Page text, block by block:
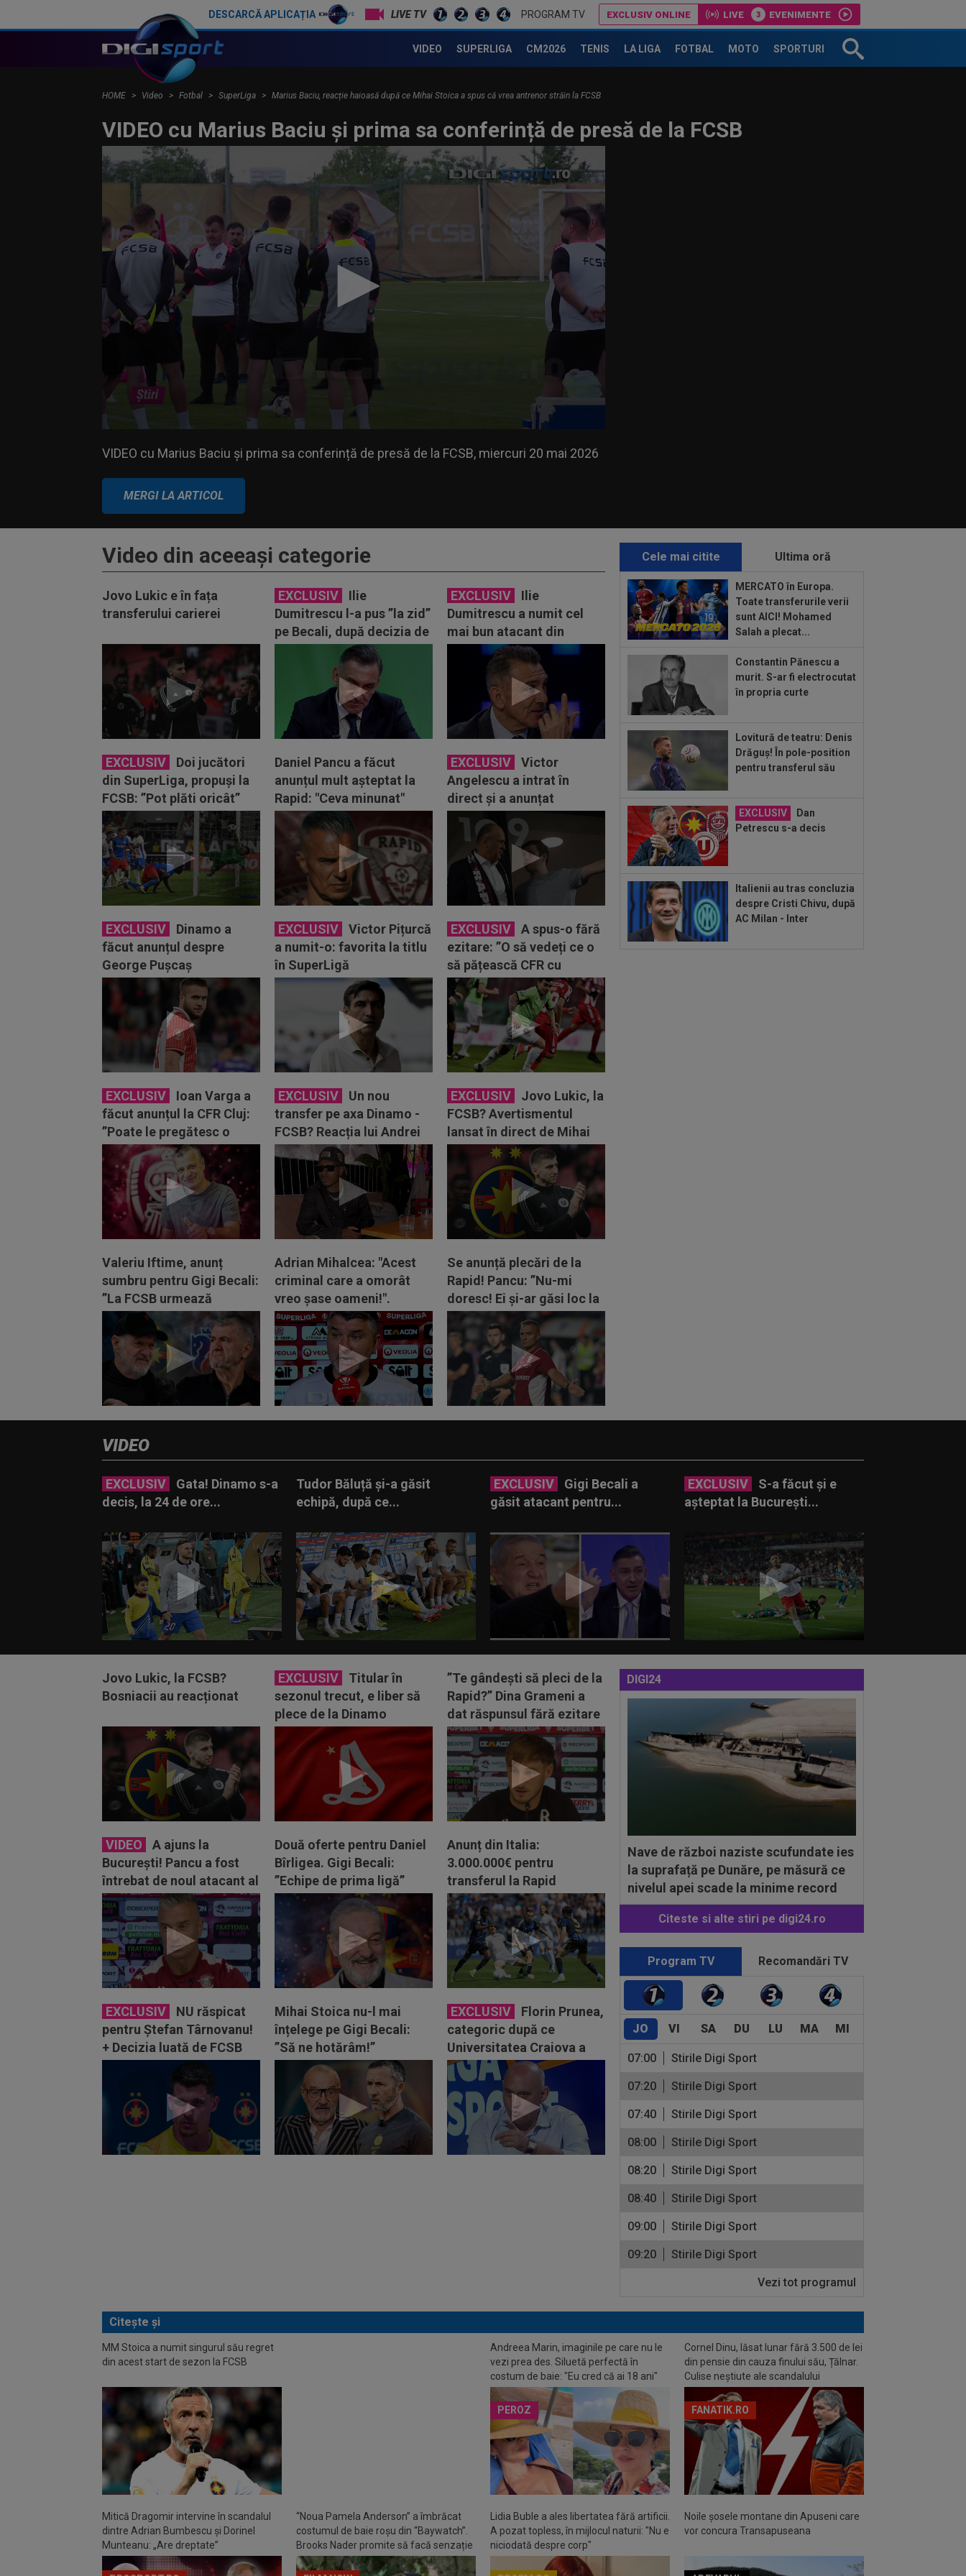
DESCARCĂ APLICAȚIA LIVE TV PROGRAM TV EXCLUSIV ONLINE LIVE EVENIMENTE
VIDEO SUPERLIGA CM2026 TENIS LA LIGA FOTBAL MOTO SPORTURI
HOME Video Fotbal SuperLiga Marius Baciu, reacție haioasă după ce Mihai Stoica a spus că vrea antrenor străin la FCSB
VIDEO cu Marius Baciu și prima sa conferință de presă de la FCSB
VIDEO cu Marius Baciu și prima sa conferință de presă de la FCSB, miercuri 20 mai 2026
MERGI LA ARTICOL
Video din aceeaşi categorie
Jovo Lukic e în fața
transferului carierei
EXCLUSIV
Ilie
Dumitrescu l-a pus ”la zid”
pe Becali, după decizia de
la FCSB: ”Te-ai stricat
EXCLUSIV
Ilie
Dumitrescu a numit cel
mai bun atacant din
SuperLiga României
EXCLUSIV
Doi jucători
din SuperLiga, propuși la
FCSB: ”Pot plăti oricât”
Daniel Pancu a făcut
anunțul mult așteptat la
Rapid: "Ceva minunat"
EXCLUSIV
Victor
Angelescu a intrat în
direct și a anunțat
transferul de la Genoa la
Rapid
EXCLUSIV
Dinamo a
făcut anunțul despre
George Pușcaș
EXCLUSIV
Victor Pițurcă
a numit-o: favorita la titlu
în SuperLigă
EXCLUSIV
A spus-o fără
ezitare: ”O să vedeți ce o
să pățească CFR cu
norvegienii”
EXCLUSIV
Ioan Varga a
făcut anunțul la CFR Cluj:
”Poate le pregătesc o
surpriză”
EXCLUSIV
Un nou
transfer pe axa Dinamo -
FCSB? Reacția lui Andrei
Nicolescu
EXCLUSIV
Jovo Lukic, la
FCSB? Avertismentul
lansat în direct de Mihai
Pintilii
Valeriu Iftime, anunț
sumbru pentru Gigi Becali:
”La FCSB urmează
taifunul!”
Adrian Mihalcea: "Acest
criminal care a omorât
vreo șase oameni!".
Scandal înainte de UTA...
Se anunță plecări de la
Rapid! Pancu: ”Nu-mi
doresc! Ei și-ar găsi loc la
orice echipă...
Cele mai citite Ultima oră
MERCATO în Europa.
Toate transferurile verii
sunt AICI! Mohamed
Salah a plecat...
Constantin Pănescu a
murit. S-ar fi electrocutat
în propria curte
Lovitură de teatru: Denis
Drăguș! În pole-position
pentru transferul său
EXCLUSIV
Dan
Petrescu s-a decis
Italienii au tras concluzia
despre Cristi Chivu, după
AC Milan - Inter
VIDEO
EXCLUSIV
Gata! Dinamo s-a
decis, la 24 de ore...
Tudor Băluță și-a găsit
echipă, după ce...
EXCLUSIV
Gigi Becali a
găsit atacant pentru...
EXCLUSIV
S-a făcut și e
așteptat la București...
Jovo Lukic, la FCSB?
Bosniacii au reacționat
EXCLUSIV
Titular în
sezonul trecut, e liber să
plece de la Dinamo
”Te gândești să pleci de la
Rapid?” Dina Grameni a
dat răspunsul fără ezitare
VIDEO
A ajuns la
București! Pancu a fost
întrebat de noul atacant al
Rapidului și a repetat...
Două oferte pentru Daniel
Bîrligea. Gigi Becali:
”Echipe de prima ligă”
Anunț din Italia:
3.000.000€ pentru
transferul la Rapid
EXCLUSIV
NU răspicat
pentru Ștefan Târnovanu!
+ Decizia luată de FCSB
Mihai Stoica nu-l mai
înțelege pe Gigi Becali:
”Să ne hotărâm!”
EXCLUSIV
Florin Prunea,
categoric după ce
Universitatea Craiova a
oferit 700.000€ pentru
Stoinov...
DIGI24
Nave de război naziste scufundate ies
la suprafață pe Dunăre, pe măsură ce
nivelul apei scade la minime record
Citeste si alte stiri pe digi24.ro
Program TV Recomandări TV
JO VI SA DU LU MA MI
07:00 Stirile Digi Sport
07:20 Stirile Digi Sport
07:40 Stirile Digi Sport
08:00 Stirile Digi Sport
08:20 Stirile Digi Sport
08:40 Stirile Digi Sport
09:00 Stirile Digi Sport
09:20 Stirile Digi Sport
Vezi tot programul
Citește și
MM Stoica a numit singurul său regret
din acest start de sezon la FCSB
Andreea Marin, imaginile pe care nu le
vezi prea des. Siluetă perfectă în
costum de baie: "Eu cred că ai 18 ani"
PEROZ
Cornel Dinu, lăsat lunar fără 3.500 de lei
din pensie din cauza finului său, Țălnar.
Culise neștiute ale scandalului
FANATIK.RO
Mitică Dragomir intervine în scandalul
dintre Adrian Bumbescu și Dorinel
Munteanu: „Are dreptate”
“Noua Pamela Anderson” a îmbrăcat
costumul de baie roșu din “Baywatch”.
Brooks Nader promite să facă senzație
în serialul din 2027
Lidia Buble a ales libertatea fără artificii.
A pozat topless, în mijlocul naturii: "Nu e
niciodată despre corp"
Noile șosele montane din Apuseni care
vor concura Transapuseana